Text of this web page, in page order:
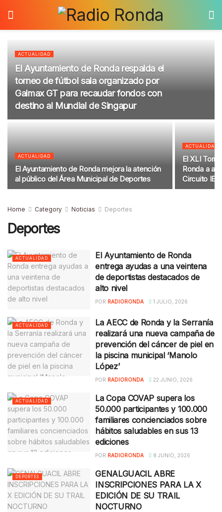
ACTUALIDAD
El Ayuntamiento de Ronda respalda el
torneo de fútbol sala organizado por
Galmax GT para recaudar fondos con
destino al Mundial de Singapur
ACTUALIDAD
El Ayuntamiento de Ronda mejora la atención
al público del Área Municipal de Deportes
ACTUALIDAD
El XLI
Ronda a
Circuito
Home Category Noticias Deportes
Deportes
ACTUALIDAD
El Ayuntamiento de Ronda
entrega ayudas a una veintena
de deportistas destacados de
alto nivel
POR RADIORONDA 1 JULIO, 2026
ACTUALIDAD
La AECC de Ronda y la Serranía
realizará una nueva campaña de
prevención del cáncer de piel en
la piscina municipal ‘Manolo
López’
POR RADIORONDA 22 JUNIO, 2026
ACTUALIDAD
La Copa COVAP supera los
50.000 participantes y 100.000
familiares concienciados sobre
hábitos saludables en sus 13
ediciones
POR RADIORONDA 8 JUNIO, 2026
DEPORTES
GENALGUACIL ABRE
INSCRIPCIONES PARA LA X
EDICIÓN DE SU TRAIL
NOCTURNO